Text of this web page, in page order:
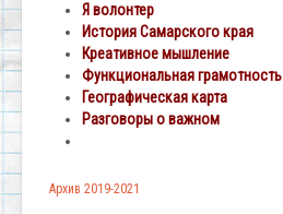
Я волонтер
История Самарского края
Креативное мышление
Функциональная грамотность
Географическая карта
Разговоры о важном
Архив 2019-2021